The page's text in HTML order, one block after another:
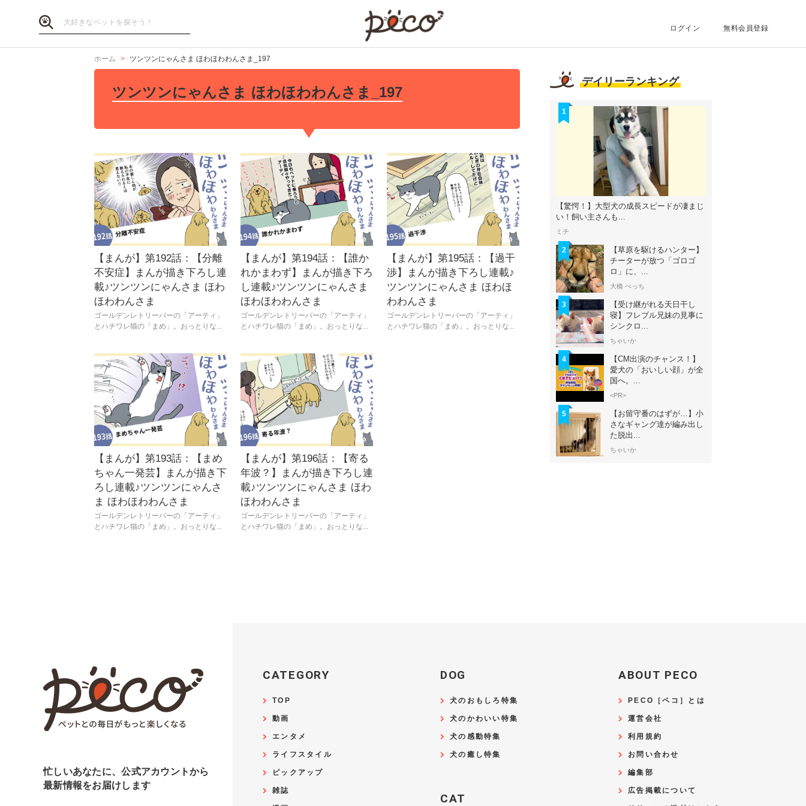
ログイン 無料会員登録
ホーム ツンツンにゃんさま ほわほわわんさま_197
ツンツンにゃんさま ほわほわわんさま_197
【まんが】第192話：【分離
不安症】まんが描き下ろし連
載♪ツンツンにゃんさま ほわ
ほわわんさま
ゴールデンレトリーバーの「アーティ」
とハチワレ猫の「まめ」。おっとりな...
【まんが】第194話：【誰か
れかまわず】まんが描き下ろ
し連載♪ツンツンにゃんさま
ほわほわわんさま
ゴールデンレトリーバーの「アーティ」
とハチワレ猫の「まめ」。おっとりな...
【まんが】第195話：【過干
渉】まんが描き下ろし連載♪
ツンツンにゃんさま ほわほ
わわんさま
ゴールデンレトリーバーの「アーティ」
とハチワレ猫の「まめ」。おっとりな...
【まんが】第193話：【まめ
ちゃん一発芸】まんが描き下
ろし連載♪ツンツンにゃんさ
ま ほわほわわんさま
ゴールデンレトリーバーの「アーティ」
とハチワレ猫の「まめ」。おっとりな...
【まんが】第196話：【寄る
年波？】まんが描き下ろし連
載♪ツンツンにゃんさま ほわ
ほわわんさま
ゴールデンレトリーバーの「アーティ」
とハチワレ猫の「まめ」。おっとりな...
デイリーランキング
1
【驚愕！】大型犬の成長スピードが凄まじ
い！飼い主さんも...
ミチ
2
【草原を駆けるハンター】
チーターが放つ「ゴロゴ
ロ」に、...
大橋 ぺっち
3
【受け継がれる天日干し
寝】フレブル兄妹の見事に
シンクロ...
ちゃいか
4
【CM出演のチャンス！】
愛犬の「おいしい顔」が全
国へ。...
<PR>
5
【お留守番のはずが…】小
さなギャング達が編み出し
た脱出...
ちゃいか
忙しいあなたに、公式アカウントから
最新情報をお届けします
CATEGORY
TOP
動画
エンタメ
ライフスタイル
ピックアップ
雑誌
DOG
犬のおもしろ特集
犬のかわいい特集
犬の感動特集
犬の癒し特集
CAT
ABOUT PECO
PECO［ペコ］とは
運営会社
利用規約
お問い合わせ
編集部
広告掲載について